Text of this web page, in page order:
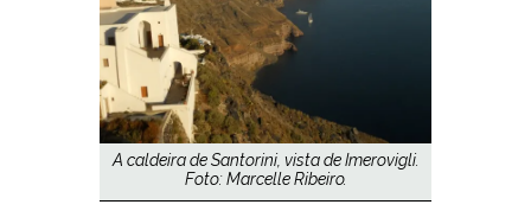
A caldeira de Santorini, vista de Imerovigli.
Foto: Marcelle Ribeiro.